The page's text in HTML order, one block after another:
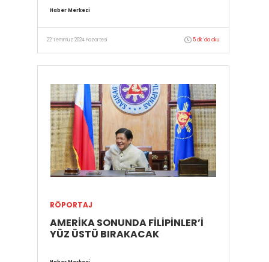
Haber Merkezi
22 Temmuz 2024 Pazartesi 5 dk 'da oku
RÖPORTAJ
AMERİKA SONUNDA FİLİPİNLER’İ
YÜZ ÜSTÜ BIRAKACAK